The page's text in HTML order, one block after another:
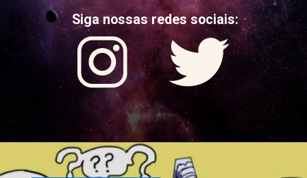
Siga nossas redes sociais: